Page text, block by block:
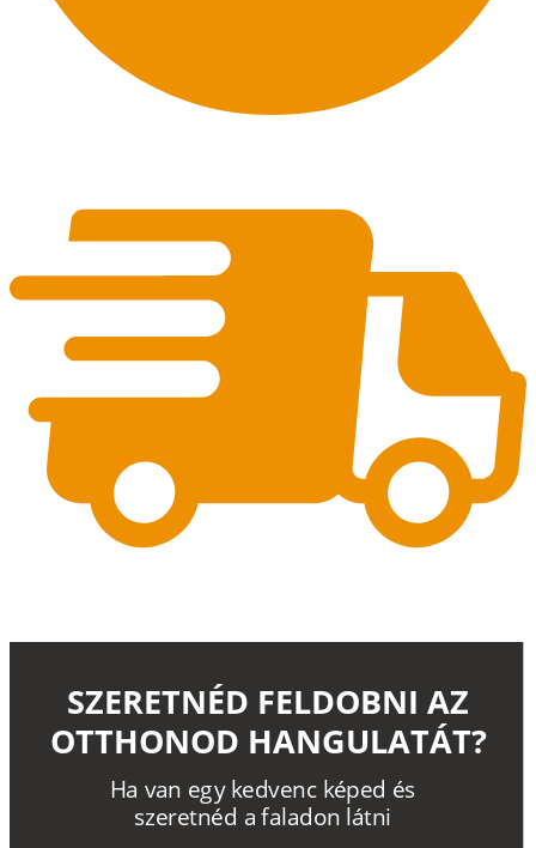
Ha van egy kedvenc képed és
szeretnéd a faladon látni
SZERETNÉD FELDOBNI AZ
OTTHONOD HANGULATÁT?